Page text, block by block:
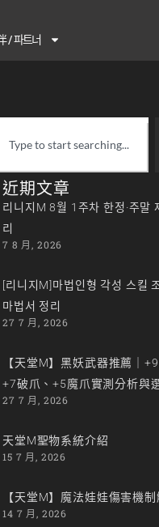
/ 파트너
近期文章
리니지M 8월 1주차 한정·주말
리
7 8 月, 2026
[리니지M]마법인형 각성 스킬
마법서 정리
27 7 月, 2026
【天堂M】黑妖武器推薦｜+9
+7破爪、+5魔爪實測分析與
27 7 月, 2026
天堂M聖物系統介紹
15 7 月, 2026
【天堂M】魔法娃娃傷害機
14 7 月, 2026